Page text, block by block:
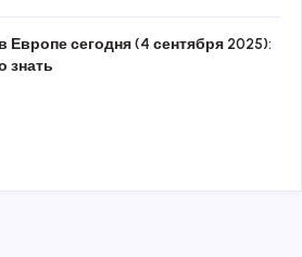
Европе сегодня (4 сентября 2025):
знать